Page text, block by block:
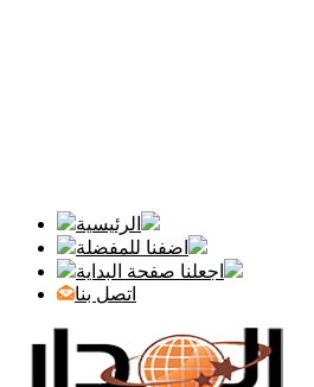
الرئيسية
اضفنا للمفضلة
اجعلنا صفحة البداية
اتصل بنا